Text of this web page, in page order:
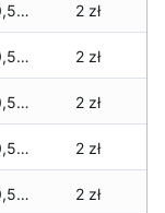
10,560 zł 2 zł
10,560 zł 2 zł
10,550 zł 2 zł
10,550 zł 2 zł
10,550 zł 2 zł